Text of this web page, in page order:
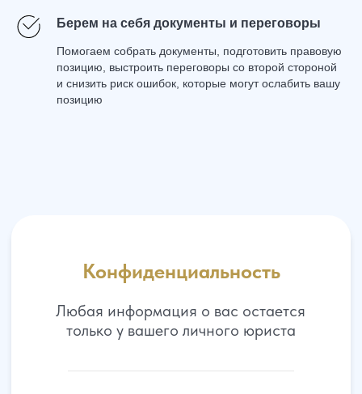
Берем на себя документы и переговоры
Помогаем собрать документы, подготовить правовую
позицию, выстроить переговоры со второй стороной
и снизить риск ошибок, которые могут ослабить вашу
позицию
Помогаем провести переговоры,
подготовить соглашение или берем на себя
подготовку документов, ведение дела и
защиту ваших интересов в суде
Сопровождаем переговоры
или судебный спор
03